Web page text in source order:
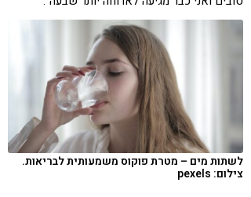
לשתות מים – מטרת פוקוס משמעותית לבריאות.
צילום: pexels